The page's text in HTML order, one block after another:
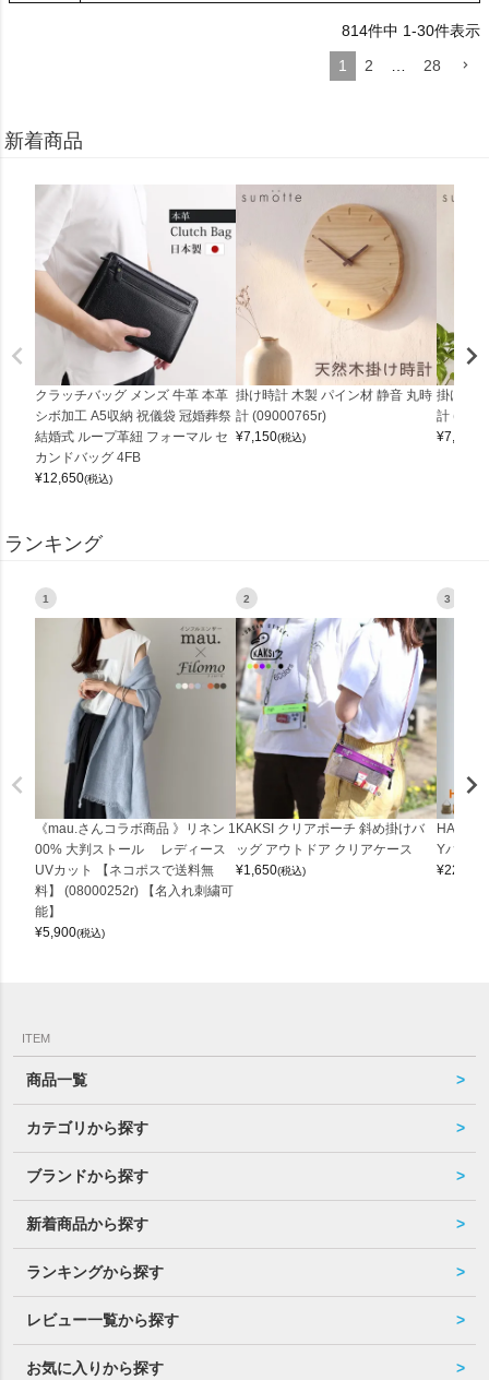
814件中 1-30件表示
1
2 28
新着商品
クラッチバッグ メンズ 牛革 本革
シボ加工 A5収納 祝儀袋 冠婚葬祭
結婚式 ループ革紐 フォーマル セ
カンドバッグ 4FB
¥12,650(税込)
掛け時計 木製 パイン材 静音 丸時
計 (09000765r)
¥7,150(税込)
掛け時
計
¥7,150
ランキング
1
《mau.さんコラボ商品 》リネン 1
00% 大判ストール レディース
UVカット 【ネコポスで送料無
料】 (08000252r) 【名入れ刺繍可
能】
¥5,900(税込)
2
KAKSI クリアポーチ 斜め掛けバ
ッグ アウトドア クリアケース
¥1,650(税込)
3
Yバッグ
¥22,000
ITEM
商品一覧
カテゴリから探す
ブランドから探す
新着商品から探す
ランキングから探す
レビュー一覧から探す
お気に入りから探す